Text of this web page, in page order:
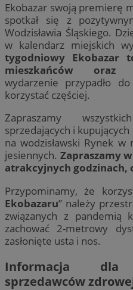
Ekobazar swoją premierę
spotkał się z
Wodzisławia Śląskiego.
w kalendarz miejskich
tygodniowy Ekobazar
mieszkańców oraz
wydarzenie przypadło
korzystać częściej.
Zapraszamy
sprzedających i kupujących
na wodzisławski Rynek w
jesiennych. Zapraszamy
atrakcyjnych godzinach,
Przypominamy, że
Ekobazaru” należy
związanych z pandemią
zachować 2-metrowy
zasłonięte usta i nos.
Informacja
sprzedawców